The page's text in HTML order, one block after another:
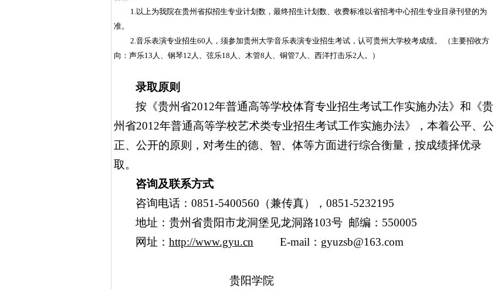
1.以上为我院在贵州省拟招生专业计划数，最终招生计划数、收费标准以省招考中心招生专业目录刊登的为
准。
2.音乐表演专业招生60 人，须参加贵州大学音乐表演专业招生考试，认可贵州大学校考成绩。 （主要招收方
向：声乐13 人、钢琴12 人、弦乐18 人、木管8 人、铜管7 人、西洋打击乐2 人。）
录取原则
按《贵州省2012年普通高等学校体育专业招生考试工作实施办法》和《贵
州省2012年普通高等学校艺术类专业招生考试工作实施办法》， 本着公平、公
正、公开的原则，对考生的德、智、体等方面进行综合衡量，按成绩择优录
取。
咨询及联系方式
咨询电话： 0851-5400560 （兼传真）， 0851-5232195
地址：贵州省贵阳市龙洞堡见龙洞路103号 邮编： 550005
网址： http://www.gyu.cn E-mail ： gyuzsb@163.com
贵阳学院